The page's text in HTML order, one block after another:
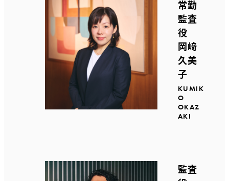
常勤
監査
役
岡﨑
久美
子
KUMIK
O
OKAZ
AKI
監査